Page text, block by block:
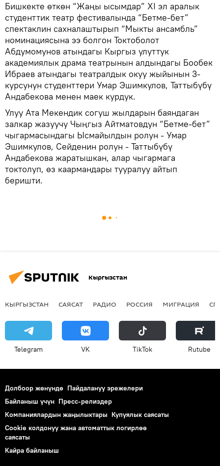
Бишкекте өткөн “Жаңы ысымдар” XI эл аралык
студенттик театр фестивалында “Бетме-бет”
спектаклин сахналаштырып “Мыкты ансамбль”
номинациясына ээ болгон Токтоболот
Абдумомунов атындагы Кыргыз улуттук
академиялык драма театрынын алдындагы Бообек
Ибраев атындагы театралдык окуу жыйынын 3-
курсунун студенттери Умар Эшимкулов, Таттыбүбү
Андабекова менен маек курдук.
Улуу Ата Мекендик согуш жылдарын баяндаган
залкар жазуучу Чыңгыз Айтматовдун “Бетме-бет”
чыгармасындагы Ысмайылдын ролун - Умар
Эшимкулов, Сейденин ролун - Таттыбүбү
Андабекова жаратышкан, алар чыгармага
токтолуп, өз каармандары тууралуу айтып
беришти.
Кыргызстан
КЫРГЫЗСТАН САЯСАТ РАДИО РОССИЯ МИГРАЦИЯ
Telegram VK ТikТоk Rutube
Долбоор жөнүндө Пайдалануу эрежелери
Байланыш үчүн Пресс-релиздер
Компаниялардын жаңылыктары Купуялык саясаты
Cookie колдонуу жана автоматтык логирлөө
саясаты
Кайра байланыш